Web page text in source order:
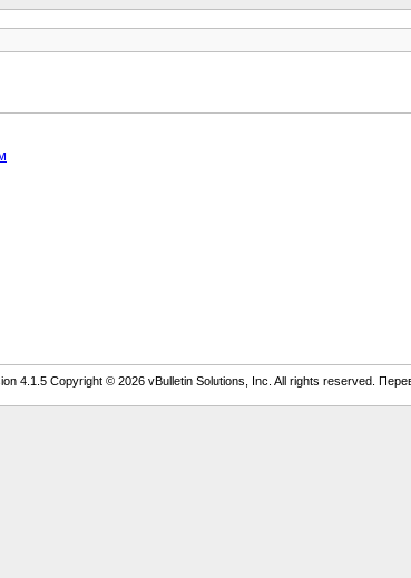
4.1.5 Copyright © 2026 vBulletin Solutions, Inc. All rights reserved.